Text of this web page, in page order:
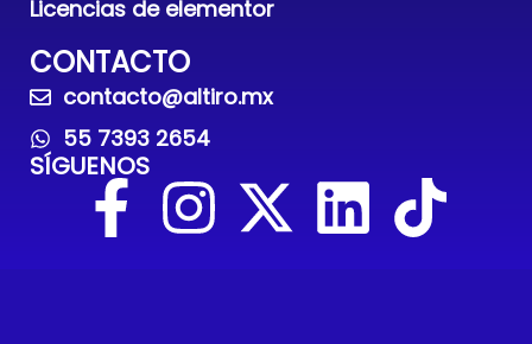
Licencias de elementor
CONTACTO
contacto@altiro.mx
55 7393 2654
SÍGUENOS